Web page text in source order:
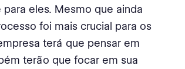
eles. Mesmo que ainda
foi mais crucial para os
terá que pensar em
terão que focar em sua